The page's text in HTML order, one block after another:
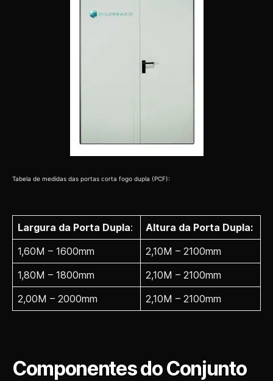
Tabela de medidas das portas corta fogo dupla (PCF):
Largura da Porta Dupla:
Altura da Porta Dupla:
1,60M – 1600mm
2,10M – 2100mm
1,80M – 1800mm
2,10M – 2100mm
2,00M – 2000mm
2,10M – 2100mm
Componentes do Conjunto